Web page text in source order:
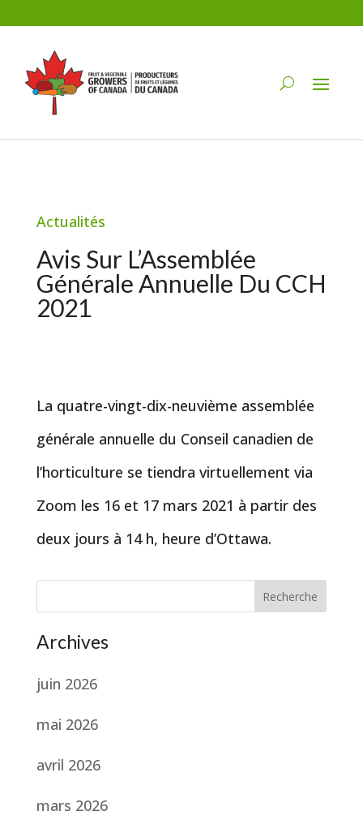
Actualités
Avis Sur L’Assemblée
Générale Annuelle Du CCH
2021
La quatre-vingt-dix-neuvième assemblée
générale annuelle du Conseil canadien de
l’horticulture se tiendra virtuellement via
Zoom les 16 et 17 mars 2021 à partir des
deux jours à 14 h, heure d’Ottawa.
Recherche
Archives
juin 2026
mai 2026
avril 2026
mars 2026